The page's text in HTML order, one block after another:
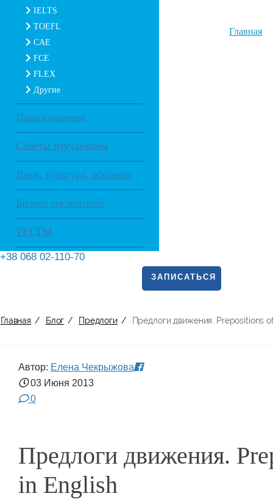
IELTS
TOEFL
CAE
FCE
FLEX
Другие
Произношение
Советы изучающим
Язык, культура, общение
Бизнес английский
ТЕСТЫ
Главная
+38 068 02-110-70
ЗАПИСАТЬСЯ
Главная / Блог / Предлоги / Предлоги движения. Prepositions
Автор: Елена Чекрыжова
03 Июня 2013
0
Предлоги движения.
in English